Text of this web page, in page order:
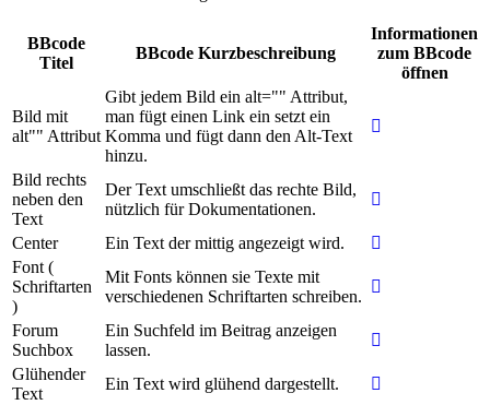
BBcode
Titel
BBcode Kurzbeschreibung
Informationen
zum BBcode
öffnen
Bild mit
alt"" Attribut
Gibt jedem Bild ein alt="" Attribut,
man fügt einen Link ein setzt ein
Komma und fügt dann den Alt-Text
hinzu.
Bild rechts
neben den
Text
Der Text umschließt das rechte Bild,
nützlich für Dokumentationen.
Center
Ein Text der mittig angezeigt wird.
Font (
Schriftarten
)
Mit Fonts können sie Texte mit
verschiedenen Schriftarten schreiben.
Forum
Suchbox
Ein Suchfeld im Beitrag anzeigen
lassen.
Glühender
Text
Ein Text wird glühend dargestellt.